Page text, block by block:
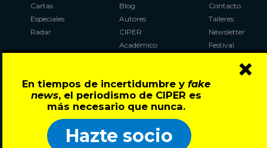
En tiempos de incertidumbre y fake
news, el periodismo de CIPER es
más necesario que nunca.
Hazte socio
×
Cartas
Especiales
Radar
Blog
Autores
CIPER
Académico
Al Plebiscito
con CIPER
Contacto
Talleres
Newsletter
Festival